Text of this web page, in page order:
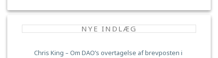
NYE INDLÆG
Chris King – Om DAO’s overtagelse af brevposten i